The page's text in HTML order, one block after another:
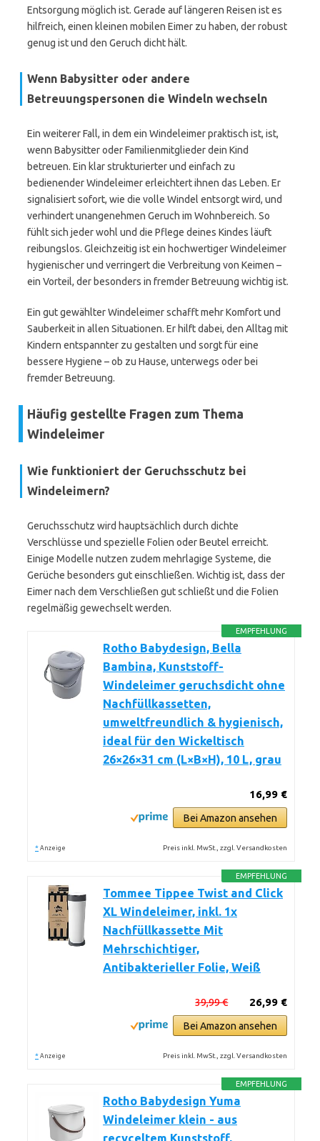
Entsorgung möglich ist. Gerade auf längeren Reisen ist es
hilfreich, einen kleinen mobilen Eimer zu haben, der robust
genug ist und den Geruch dicht hält.
Wenn Babysitter oder andere
Betreuungspersonen die Windeln wechseln
Ein weiterer Fall, in dem ein Windeleimer praktisch ist, ist,
wenn Babysitter oder Familienmitglieder dein Kind
betreuen. Ein klar strukturierter und einfach zu
bedienender Windeleimer erleichtert ihnen das Leben. Er
signalisiert sofort, wie die volle Windel entsorgt wird, und
verhindert unangenehmen Geruch im Wohnbereich. So
fühlt sich jeder wohl und die Pflege deines Kindes läuft
reibungslos. Gleichzeitig ist ein hochwertiger Windeleimer
hygienischer und verringert die Verbreitung von Keimen –
ein Vorteil, der besonders in fremder Betreuung wichtig ist.
Ein gut gewählter Windeleimer schafft mehr Komfort und
Sauberkeit in allen Situationen. Er hilft dabei, den Alltag mit
Kindern entspannter zu gestalten und sorgt für eine
bessere Hygiene – ob zu Hause, unterwegs oder bei
fremder Betreuung.
Häufig gestellte Fragen zum Thema
Windeleimer
Wie funktioniert der Geruchsschutz bei
Windeleimern?
Geruchsschutz wird hauptsächlich durch dichte
Verschlüsse und spezielle Folien oder Beutel erreicht.
Einige Modelle nutzen zudem mehrlagige Systeme, die
Gerüche besonders gut einschließen. Wichtig ist, dass der
Eimer nach dem Verschließen gut schließt und die Folien
regelmäßig gewechselt werden.
EMPFEHLUNG
Rotho Babydesign, Bella
Bambina, Kunststoff-
Windeleimer geruchsdicht ohne
Nachfüllkassetten,
umweltfreundlich & hygienisch,
ideal für den Wickeltisch
26×26×31 cm (L×B×H), 10 L, grau
16,99 €
Bei Amazon ansehen
* Anzeige Preis inkl. MwSt., zzgl. Versandkosten
EMPFEHLUNG
Tommee Tippee Twist and Click
XL Windeleimer, inkl. 1x
Nachfüllkassette Mit
Mehrschichtiger,
Antibakterieller Folie, Weiß
26,99 €
39,99 €
Bei Amazon ansehen
* Anzeige Preis inkl. MwSt., zzgl. Versandkosten
EMPFEHLUNG
Rotho Babydesign Yuma
Windeleimer klein - aus
recyceltem Kunststoff,